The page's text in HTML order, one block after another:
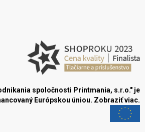
spoločnosti Printmania, s.r.o." je
Európskou úniou. Zobraziť viac.